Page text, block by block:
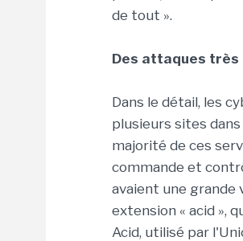
de tout ».
Des attaques très
Dans le détail, les
plusieurs sites
majorité de ces
commande et
avaient une grande
extension « acid »,
Acid, utilisé par